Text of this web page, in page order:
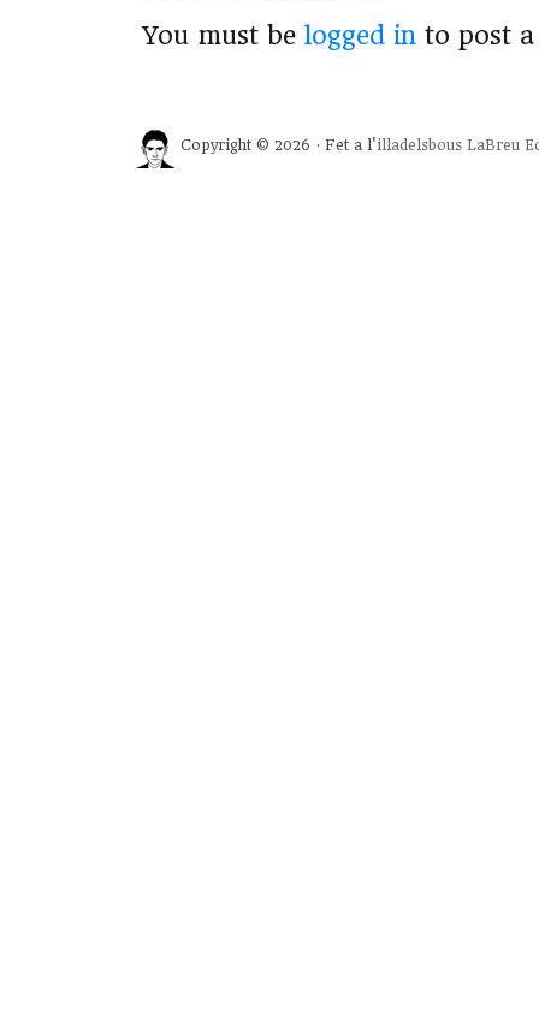
You must be logged in to post
Copyright © 2026 · Fet a l'illadelsbous LaBreu